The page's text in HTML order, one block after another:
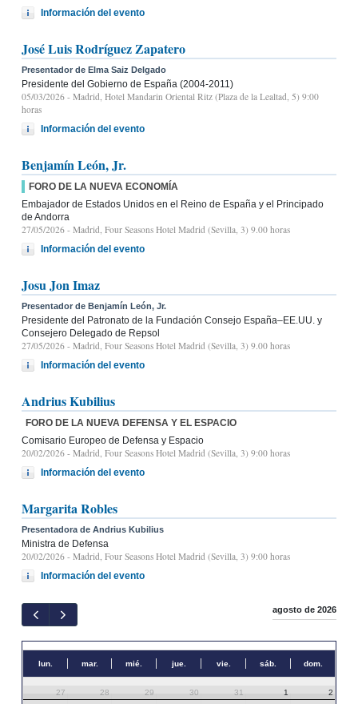
Información del evento
José Luis Rodríguez Zapatero
Presentador de Elma Saiz Delgado
Presidente del Gobierno de España (2004-2011)
05/03/2026 - Madrid, Hotel Mandarin Oriental Ritz (Plaza de la Lealtad, 5) 9:00
horas
Información del evento
Benjamín León, Jr.
FORO DE LA NUEVA ECONOMÍA
Embajador de Estados Unidos en el Reino de España y el Principado
de Andorra
27/05/2026 - Madrid, Four Seasons Hotel Madrid (Sevilla, 3) 9.00 horas
Información del evento
Josu Jon Imaz
Presentador de Benjamín León, Jr.
Presidente del Patronato de la Fundación Consejo España–EE.UU. y
Consejero Delegado de Repsol
27/05/2026 - Madrid, Four Seasons Hotel Madrid (Sevilla, 3) 9.00 horas
Información del evento
Andrius Kubilius
FORO DE LA NUEVA DEFENSA Y EL ESPACIO
Comisario Europeo de Defensa y Espacio
20/02/2026 - Madrid, Four Seasons Hotel Madrid (Sevilla, 3) 9:00 horas
Información del evento
Margarita Robles
Presentadora de Andrius Kubilius
Ministra de Defensa
20/02/2026 - Madrid, Four Seasons Hotel Madrid (Sevilla, 3) 9:00 horas
Información del evento
agosto de 2026
lun. mar. mié. jue. vie. sáb. dom.
27 28 29 30 31 1 2